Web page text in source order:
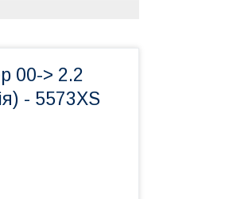
00-> 2.2
- 5573XS